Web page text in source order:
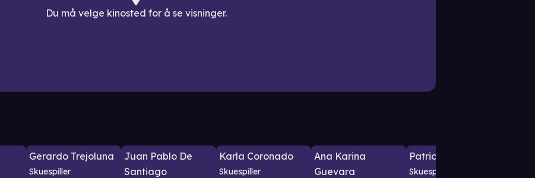
Du må velge kinosted for å se visninger.
Gerardo Trejoluna
Skuespiller
Juan Pablo De
Santiago
Karla Coronado
Skuespiller
Ana Karina
Guevara
Patricia Soto
Skuespiller